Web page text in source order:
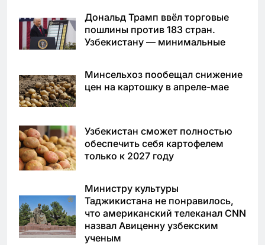
Дональд Трамп ввёл торговые
пошлины против 183 стран.
Узбекистану — минимальные
Минсельхоз пообещал снижение
цен на картошку в апреле-мае
Узбекистан сможет полностью
обеспечить себя картофелем
только к 2027 году
Министру культуры
Таджикистана не понравилось,
что американский телеканал CNN
назвал Авиценну узбекским
ученым